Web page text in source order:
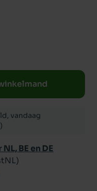
vandaag
BE en DE